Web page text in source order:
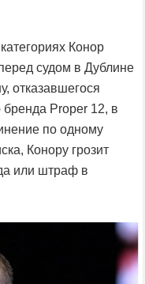
Конор
судом в Дублине
отказавшегося
бренда Proper 12, в
по одному
Конору грозит
или штраф в